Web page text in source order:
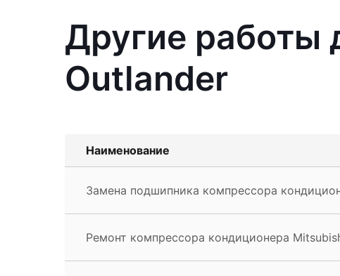
Другие работы
Outlander
Наименование
Замена подшипника компрессора
Ремонт компрессора кондиционера